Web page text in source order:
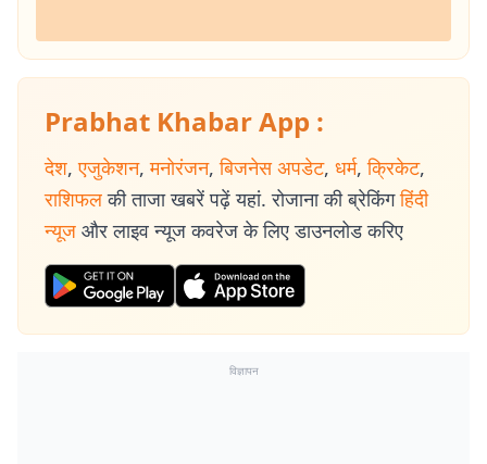
Prabhat Khabar App :
देश, एजुकेशन, मनोरंजन, बिजनेस अपडेट, धर्म, क्रिकेट,
राशिफल की ताजा खबरें पढ़ें यहां. रोजाना की ब्रेकिंग हिंदी
न्यूज और लाइव न्यूज कवरेज के लिए डाउनलोड करिए
विज्ञापन